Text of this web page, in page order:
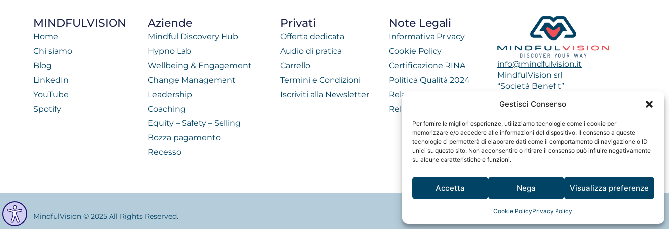
Gestisci Consenso
Per fornire le migliori esperienze, utilizziamo tecnologie come i cookie per
memorizzare e/o accedere alle informazioni del dispositivo. Il consenso a queste
tecnologie ci permetterà di elaborare dati come il comportamento di navigazione o ID
unici su questo sito. Non acconsentire o ritirare il consenso può influire negativamente
su alcune caratteristiche e funzioni.
Accetta Nega Visualizza preferenze
Cookie PolicyPrivacy Policy
MINDFULVISION
Home
Chi siamo
Blog
LinkedIn
YouTube
Spotify
Aziende
Mindful Discovery Hub
Hypno Lab
Wellbeing & Engagement
Change Management
Leadership
Coaching
Equity – Safety – Selling
Bozza pagamento
Recesso
Privati
Offerta dedicata
Audio di pratica
Carrello
Termini e Condizioni
Iscriviti alla Newsletter
Note Legali
Informativa Privacy
Cookie Policy
Certificazione RINA
Politica Qualità 2024
Relazione di impatto 2023
Relazione di impatto 2024
info@mindfulvision.it
MindfulVision srl
“Società Benefit”
C.F. / P. IVA: 12706961005
MindfulVision © 2025 All Rights Reserved. Made with Psicologi Digitali®